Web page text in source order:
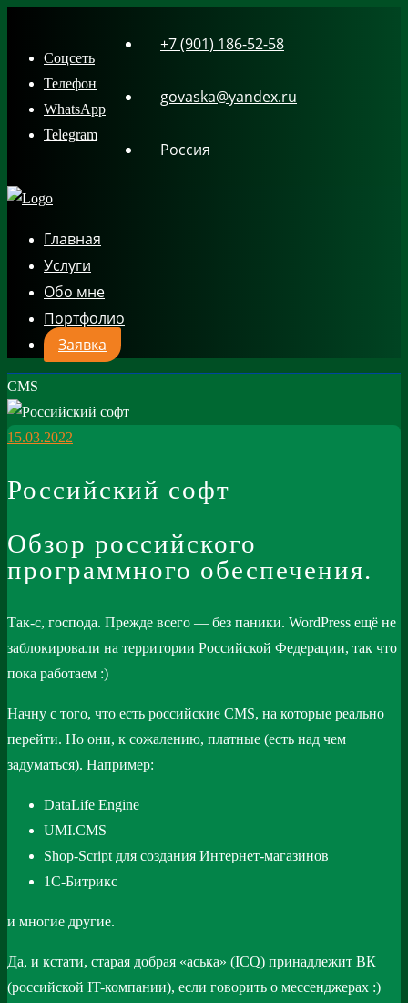
content
Соцсеть
Телефон
WhatsApp
Telegram
+7 (901) 186-52-58
govaska@yandex.ru
Россия
Главная
Услуги
Обо мне
Портфолио
Заявка
CMS
15.03.2022
Российский софт
Обзор российского
программного обеспечения.
Так-с, господа. Прежде всего — без паники. WordPress ещё не
заблокировали на территории Российской Федерации, так что
пока работаем :)
Начну с того, что есть российские CMS, на которые реально
перейти. Но они, к сожалению, платные (есть над чем
задуматься). Например:
DataLife Engine
UMI.CMS
Shop-Script для создания Интернет-магазинов
1С-Битрикс
и многие другие.
Да, и кстати, старая добрая «аська» (ICQ) принадлежит ВК
(российской IT-компании), если говорить о мессенджерах :)